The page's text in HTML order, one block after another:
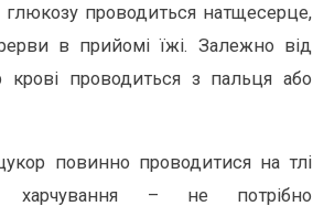
глюкозу проводиться натщесерце,
в прийомі їжі. Залежно від
крові проводиться з пальця або
повинно проводитися на тлі
харчування – не потрібно